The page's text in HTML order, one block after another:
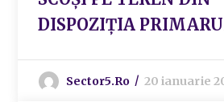
DISPOZIȚIA
Sector5.ro 20 ianuarie